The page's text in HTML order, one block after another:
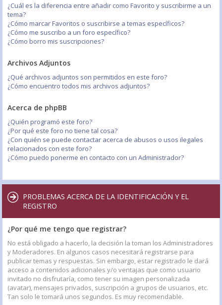
¿Cuál es la diferencia entre añadir como Favorito y suscribirme a un
tema?
¿Cómo marcar Favoritos o suscribirse a temas específicos?
¿Cómo me suscribo a un foro específico?
¿Cómo borro mis suscripciones?
Archivos Adjuntos
¿Qué archivos adjuntos son permitidos en este foro?
¿Cómo encuentro todos mis archivos adjuntos?
Acerca de phpBB
¿Quién programó este foro?
¿Por qué este foro no tiene tal cosa?
¿Con quién se puede contactar acerca de abusos o usos ilegales
relacionados con este foro?
¿Cómo puedo ponerme en contacto con un Administrador?
PROBLEMAS ACERCA DE LA IDENTIFICACIÓN Y EL
REGISTRO
¿Por qué me tengo que registrar?
No está obligado a hacerlo, la decisión la toman los Administradores
y Moderadores. En algunos casos necesitará registrarse para
publicar temas y respuestas. Sin embargo, estar registrado le dará
acceso a contenidos adicionales y/o ventajas que como usuario
invitado no disfrutaría, como tener su imagen personalizada
(avatar), mensajes privados, suscripción a grupos de usuarios, etc.
Tan solo le tomará unos segundos. Es muy recomendable.